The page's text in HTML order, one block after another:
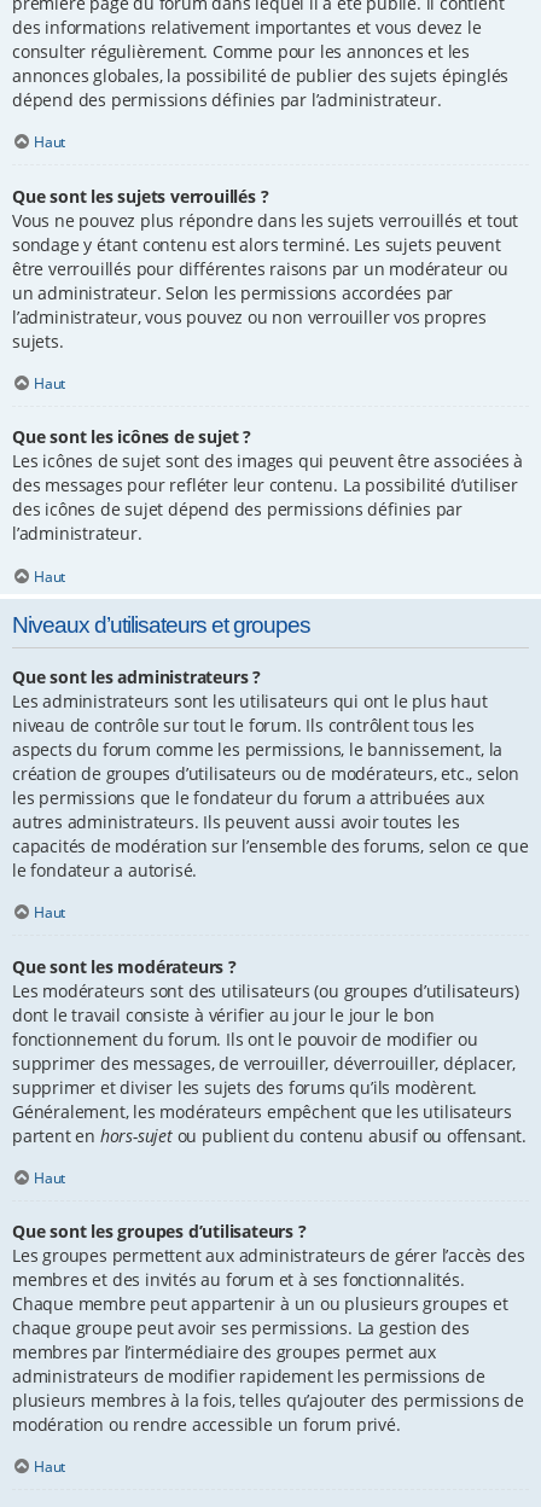
des informations relativement importantes et vous devez le
consulter régulièrement. Comme pour les annonces et les
annonces globales, la possibilité de publier des sujets épinglés
dépend des permissions définies par l’administrateur.
Haut
Que sont les sujets verrouillés ?
Vous ne pouvez plus répondre dans les sujets verrouillés et tout
sondage y étant contenu est alors terminé. Les sujets peuvent
être verrouillés pour différentes raisons par un modérateur ou
un administrateur. Selon les permissions accordées par
l’administrateur, vous pouvez ou non verrouiller vos propres
sujets.
Haut
Que sont les icônes de sujet ?
Les icônes de sujet sont des images qui peuvent être associées à
des messages pour refléter leur contenu. La possibilité d’utiliser
des icônes de sujet dépend des permissions définies par
l’administrateur.
Haut
Niveaux d’utilisateurs et groupes
Que sont les administrateurs ?
Les administrateurs sont les utilisateurs qui ont le plus haut
niveau de contrôle sur tout le forum. Ils contrôlent tous les
aspects du forum comme les permissions, le bannissement, la
création de groupes d’utilisateurs ou de modérateurs, etc., selon
les permissions que le fondateur du forum a attribuées aux
autres administrateurs. Ils peuvent aussi avoir toutes les
capacités de modération sur l’ensemble des forums, selon ce que
le fondateur a autorisé.
Haut
Que sont les modérateurs ?
Les modérateurs sont des utilisateurs (ou groupes d’utilisateurs)
dont le travail consiste à vérifier au jour le jour le bon
fonctionnement du forum. Ils ont le pouvoir de modifier ou
supprimer des messages, de verrouiller, déverrouiller, déplacer,
supprimer et diviser les sujets des forums qu’ils modèrent.
Généralement, les modérateurs empêchent que les utilisateurs
partent en hors-sujetou publient du contenu abusif ou offensant.
Haut
Que sont les groupes d’utilisateurs ?
Les groupes permettent aux administrateurs de gérer l’accès des
membres et des invités au forum et à ses fonctionnalités.
Chaque membre peut appartenir à un ou plusieurs groupes et
chaque groupe peut avoir ses permissions. La gestion des
membres par l’intermédiaire des groupes permet aux
administrateurs de modifier rapidement les permissions de
plusieurs membres à la fois, telles qu’ajouter des permissions de
modération ou rendre accessible un forum privé.
Haut